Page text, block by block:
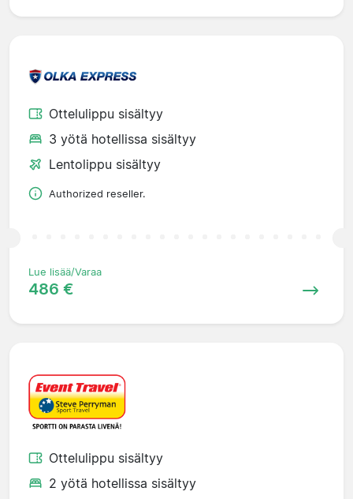
Ottelulippu sisältyy
3 yötä hotellissa sisältyy
Lentolippu sisältyy
Authorized reseller.
Lue lisää/Varaa
486 €
Ottelulippu sisältyy
2 yötä hotellissa sisältyy